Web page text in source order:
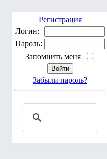
Регистрация
Логин:
Пароль:
Запомнить меня
Забыли пароль?